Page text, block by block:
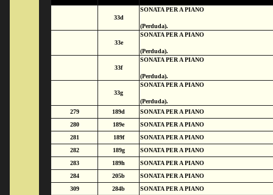
33d
SONATA PER A PIANO
(Perduda).
33e
SONATA PER A PIANO
(Perduda).
33f
SONATA PER A PIANO
(Perduda).
33g
SONATA PER A PIANO
(Perduda).
279
189d
SONATA PER A PIANO
280
189e
SONATA PER A PIANO
281
189f
SONATA PER A PIANO
282
189g
SONATA PER A PIANO
283
189h
SONATA PER A PIANO
284
205b
SONATA PER A PIANO
309
284b
SONATA PER A PIANO